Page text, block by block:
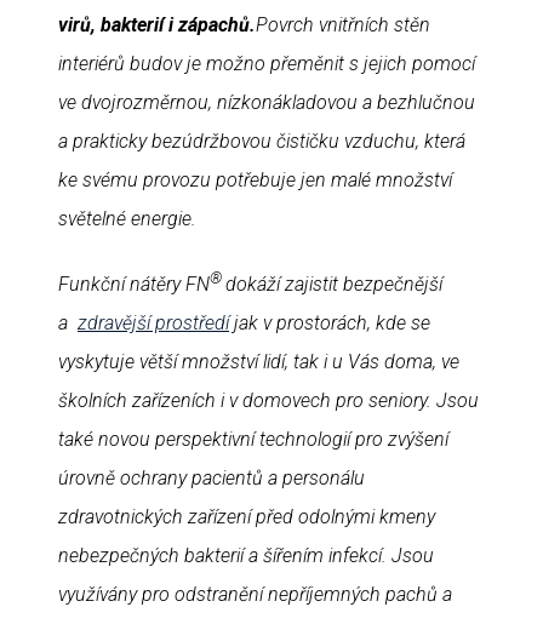
virů, bakterií i zápachů.Povrch vnitřních stěn
interiérů budov je možno přeměnit s jejich pomocí
ve dvojrozměrnou, nízkonákladovou a bezhlučnou
a prakticky bezúdržbovou čističku vzduchu, která
ke svému provozu potřebuje jen malé množství
světelné energie.
Funkční nátěry FN® dokáží zajistit bezpečnější
a zdravější prostředí jak v prostorách, kde se
vyskytuje větší množství lidí, tak i u Vás doma, ve
školních zařízeních i v domovech pro seniory. Jsou
také novou perspektivní technologií pro zvýšení
úrovně ochrany pacientů a personálu
zdravotnických zařízení před odolnými kmeny
nebezpečných bakterií a šířením infekcí. Jsou
využívány pro odstranění nepříjemných pachů a